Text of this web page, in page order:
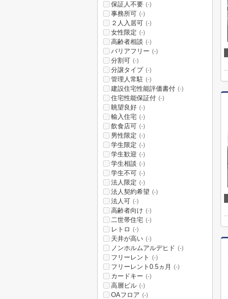
保証人不要 (-)
事務所可 (-)
２人入居可 (-)
女性限定 (-)
高齢者相談 (-)
バリアフリー (-)
分割可 (-)
分譲タイプ (-)
管理人常駐 (-)
建設住宅性能評価書付 (-)
住宅性能保証付 (-)
眺望良好 (-)
輸入住宅 (-)
飲食店可 (-)
男性限定 (-)
学生限定 (-)
学生歓迎 (-)
学生相談 (-)
学生不可 (-)
法人限定 (-)
法人契約希望 (-)
法人可 (-)
高齢者向け (-)
二世帯住宅 (-)
レトロ (-)
天井が高い (-)
ノンホルムアルデヒド (-)
フリーレント (-)
フリーレント0.5ヵ月 (-)
カードキー (-)
高層ビル (-)
OAフロア (-)